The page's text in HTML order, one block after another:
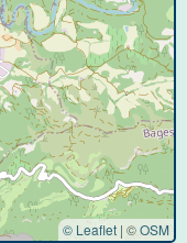
© Leaflet | ©OSM